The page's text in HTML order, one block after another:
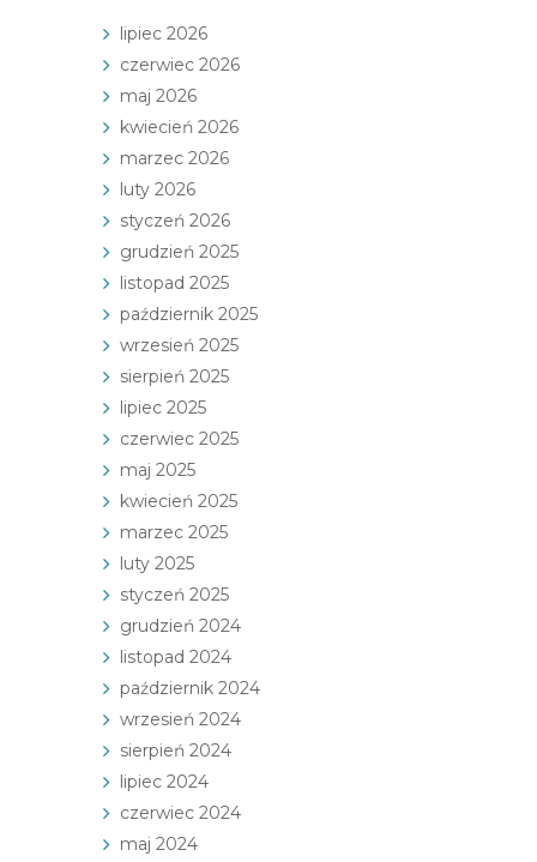
lipiec 2026
czerwiec 2026
maj 2026
kwiecień 2026
marzec 2026
luty 2026
styczeń 2026
grudzień 2025
listopad 2025
październik 2025
wrzesień 2025
sierpień 2025
lipiec 2025
czerwiec 2025
maj 2025
kwiecień 2025
marzec 2025
luty 2025
styczeń 2025
grudzień 2024
listopad 2024
październik 2024
wrzesień 2024
sierpień 2024
lipiec 2024
czerwiec 2024
maj 2024